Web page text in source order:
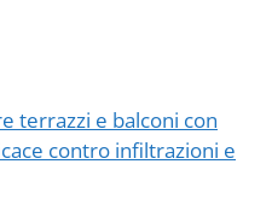
terrazzi e balconi con
contro infiltrazioni e